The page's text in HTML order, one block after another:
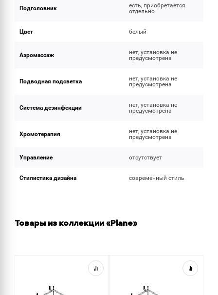
Подголовник
есть, приобретается
отдельно
Цвет белый
Аэромассаж
нет, установка не
предусмотрена
Подводная подсветка
нет, установка не
предусмотрена
Система дезинфекции
нет, установка не
предусмотрена
Хромотерапия
нет, установка не
предусмотрена
Управление отсутствует
Стилистика дизайна современный стиль
Товары из коллекции «Plane»